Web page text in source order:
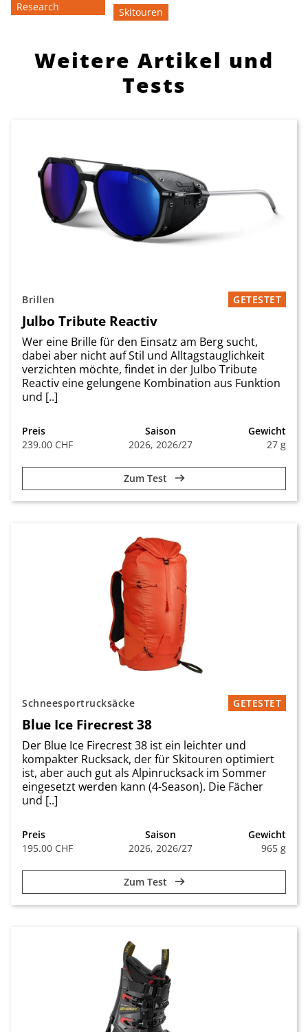
Research
Skitouren
Weitere Artikel und
Tests
Brillen GETESTET
Julbo Tribute Reactiv
Wer eine Brille für den Einsatz am Berg sucht,
dabei aber nicht auf Stil und Alltagstauglichkeit
verzichten möchte, findet in der Julbo Tribute
Reactiv eine gelungene Kombination aus Funktion
und [..]
Preis
239.00 CHF
Saison
2026, 2026/27
Gewicht
27 g
Zum Test
Schneesportrucksäcke GETESTET
Blue Ice Firecrest 38
Der Blue Ice Firecrest 38 ist ein leichter und
kompakter Rucksack, der für Skitouren optimiert
ist, aber auch gut als Alpinrucksack im Sommer
eingesetzt werden kann (4-Season). Die Fächer
und [..]
Preis
195.00 CHF
Saison
2026, 2026/27
Gewicht
965 g
Zum Test